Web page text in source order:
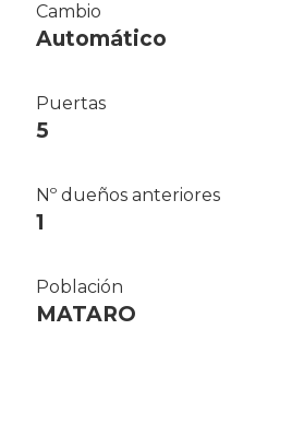
Cambio
Automático
Puertas
5
Nº dueños anteriores
1
Población
MATARO